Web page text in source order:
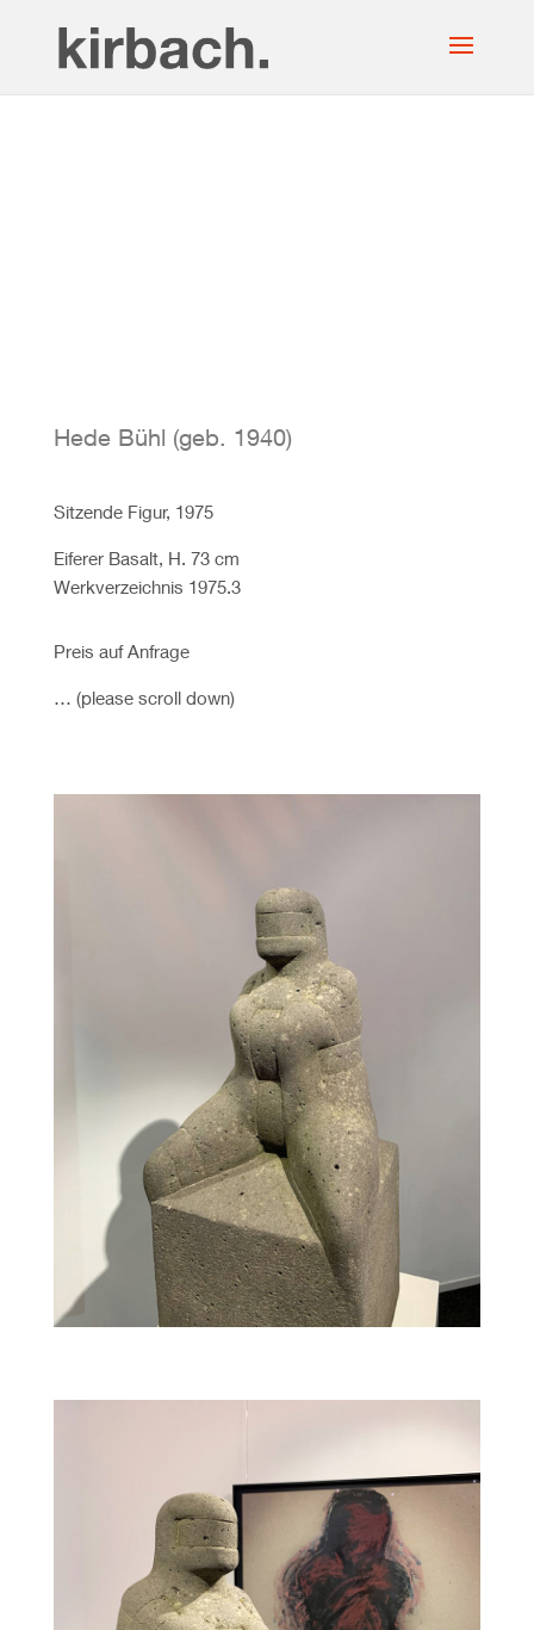
Hede Bühl (geb. 1940)
Sitzende Figur, 1975
Eiferer Basalt, H. 73 cm
Werkverzeichnis 1975.3
Preis auf Anfrage
… (please scroll down)